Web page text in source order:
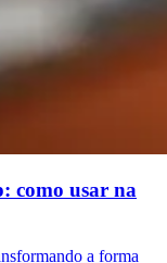
como usar na
a forma